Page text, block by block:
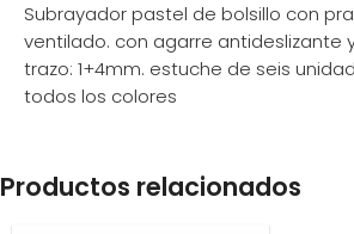
Subrayador pastel de bolsillo con
ventilado. con agarre antideslizante
trazo: 1+4mm. estuche de seis
todos los colores
Productos relacionados